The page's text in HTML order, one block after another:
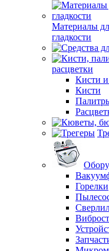
Материалы
гладкости
расцветки
Кисти и
Кисти
Горелки